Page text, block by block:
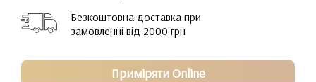
Безкоштовна доставка при
замовленні від 2000 грн
Приміряти Online